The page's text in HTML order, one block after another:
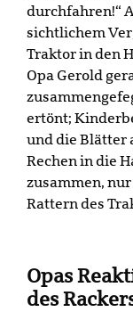
durchfahren!“
sichtlichem
Traktor in den
Opa Gerold
ertönt;
und die Blätter
Rechen in die
zusammen,
Rattern des
Opas
des